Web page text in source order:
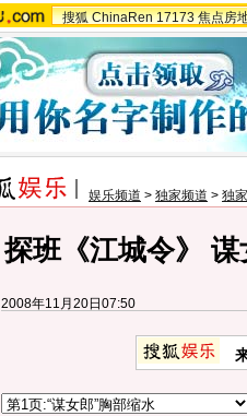
搜狐 ChinaRen 17173 焦点房
娱乐频道 > 独家频道 > 独
探班《江城令》
2008年11月20日07:50